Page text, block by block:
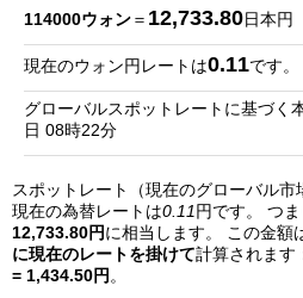
一
覧
銀
行
リ
ス
ト
114000ウォン＝ 12,733.80日本円
現在のウォン円レートは0.11です。
グローバルスポットレートに基づく
日 08時22分
スポットレート（現在のグローバル
現在の為替レートは0.11円です。 つま
12,733.80円に相当します。 この金額
に現在のレートを掛けて計算されます
= 1,434.50円 。